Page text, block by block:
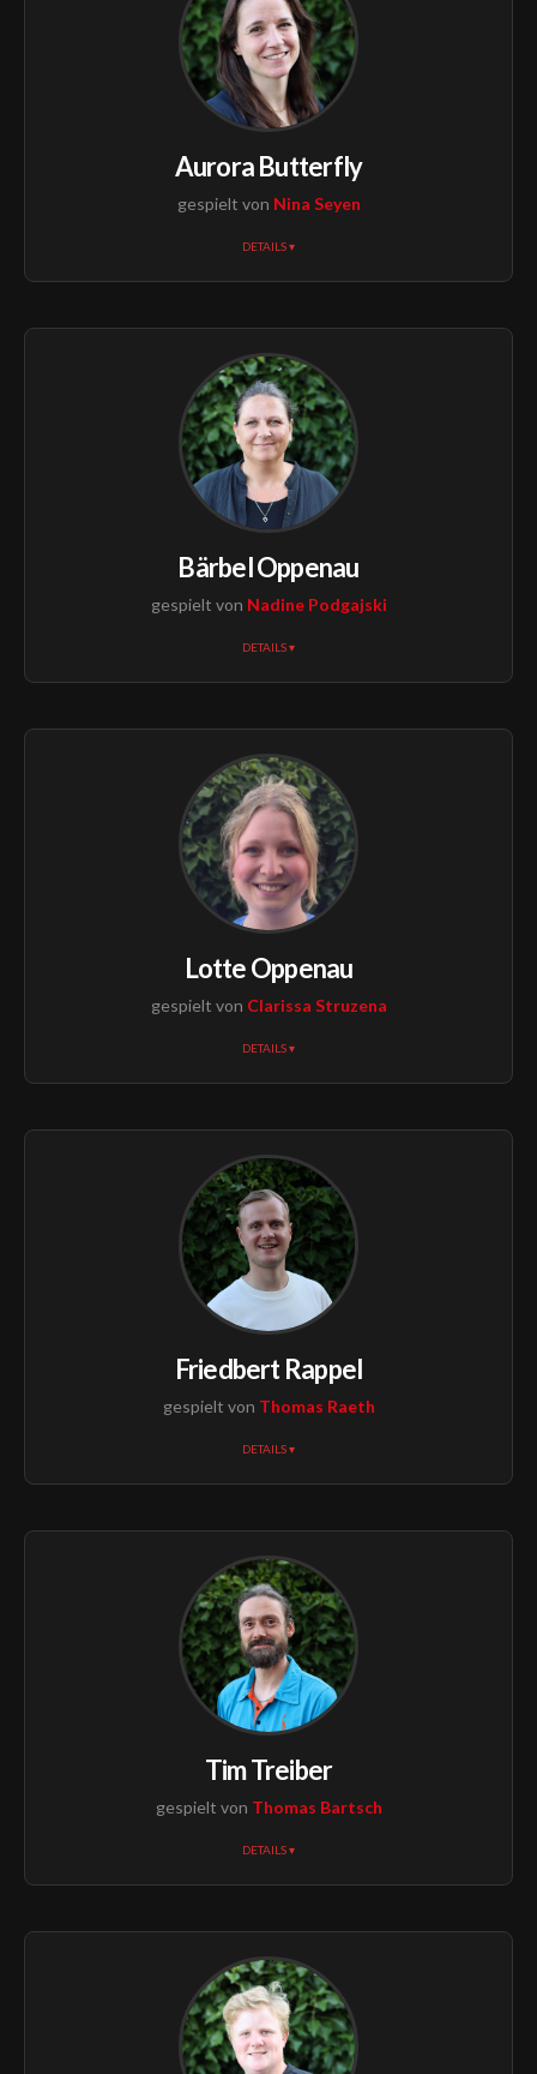
Aurora Butterfly
gespielt von Nina Seyen
DETAILS ▾
Bärbel Oppenau
gespielt von Nadine Podgajski
DETAILS ▾
Lotte Oppenau
gespielt von Clarissa Struzena
DETAILS ▾
Friedbert Rappel
gespielt von Thomas Raeth
DETAILS ▾
Tim Treiber
gespielt von Thomas Bartsch
DETAILS ▾